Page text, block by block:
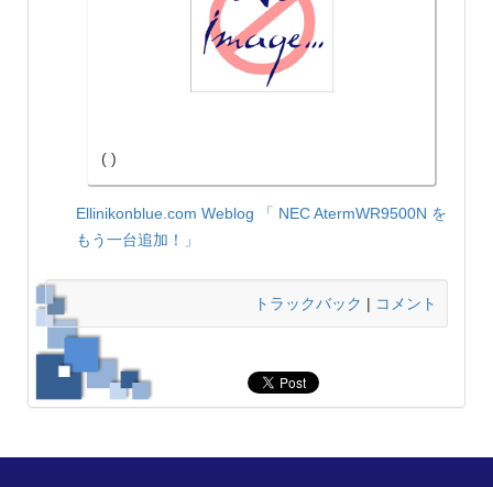
( )
Ellinikonblue.com Weblog
「 NEC AtermWR9500N を
もう一台追加！」
トラックバック | コメント